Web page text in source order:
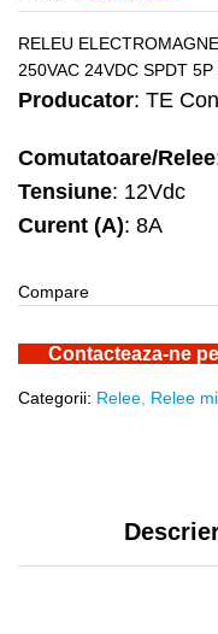
RELEU
250VAC 24VDC SPDT
Producator: TE
Comutatoare/Relee
Tensiune: 12Vdc
Curent (A): 8A
Compare
Contacteaza-ne
Categorii: Relee Relee